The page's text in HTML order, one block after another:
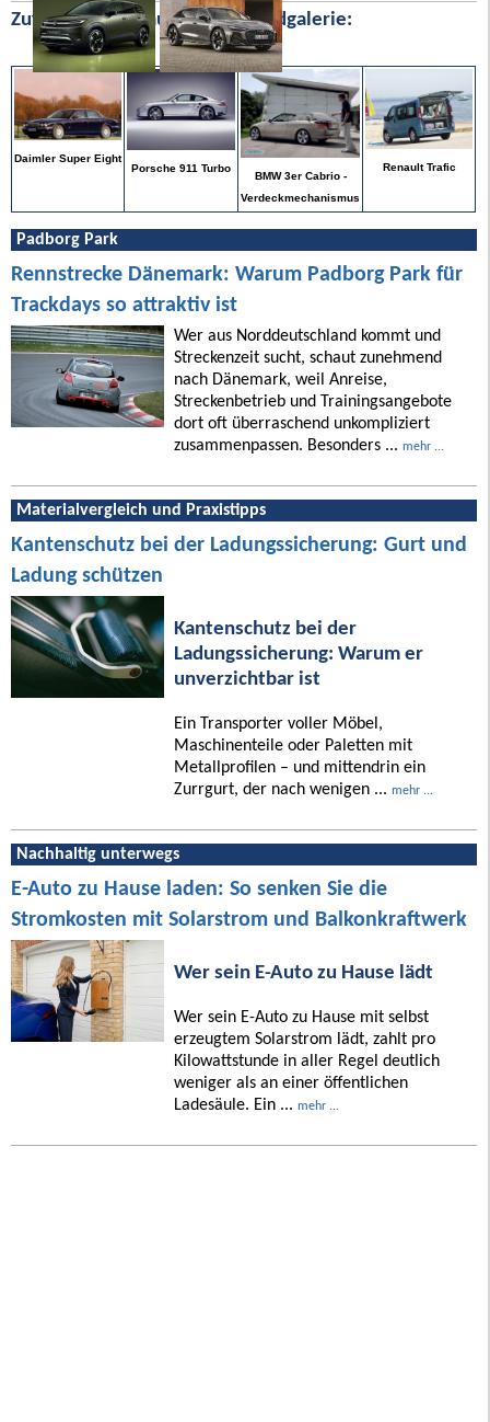
Zufällige Bilder aus unserer Bildgalerie:
Daimler Super Eight
Porsche 911 Turbo
BMW 3er Cabrio -
Verdeckmechanismus
Renault Trafic
Padborg Park
Rennstrecke Dänemark: Warum Padborg Park für
Trackdays so attraktiv ist
Wer aus Norddeutschland kommt und
Streckenzeit sucht, schaut zunehmend
nach Dänemark, weil Anreise,
Streckenbetrieb und Trainingsangebote
dort oft überraschend unkompliziert
zusammenpassen. Besonders ... mehr ...
Materialvergleich und Praxistipps
Kantenschutz bei der Ladungssicherung: Gurt und
Ladung schützen
Kantenschutz bei der
Ladungssicherung: Warum er
unverzichtbar ist
Ein Transporter voller Möbel,
Maschinenteile oder Paletten mit
Metallprofilen – und mittendrin ein
Zurrgurt, der nach wenigen ... mehr ...
Nachhaltig unterwegs
E-Auto zu Hause laden: So senken Sie die
Stromkosten mit Solarstrom und Balkonkraftwerk
Wer sein E-Auto zu Hause lädt
Wer sein E-Auto zu Hause mit selbst
erzeugtem Solarstrom lädt, zahlt pro
Kilowattstunde in aller Regel deutlich
weniger als an einer öffentlichen
Ladesäule. Ein ... mehr ...